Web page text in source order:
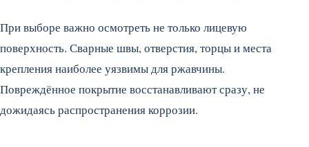
При выборе важно осмотреть не только лицевую
поверхность. Сварные швы, отверстия, торцы и места
крепления наиболее уязвимы для ржавчины.
Повреждённое покрытие восстанавливают сразу, не
дожидаясь распространения коррозии.